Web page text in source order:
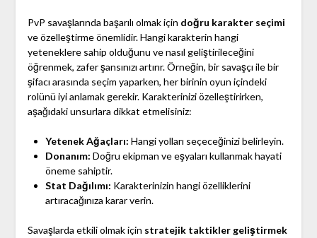
PvP savaşlarında başarılı olmak için doğru karakter seçimi
ve özelleştirme önemlidir. Hangi karakterin hangi
yeteneklere sahip olduğunu ve nasıl geliştirileceğini
öğrenmek, zafer şansınızı artırır. Örneğin, bir savaşçı ile bir
şifacı arasında seçim yaparken, her birinin oyun içindeki
rolünü iyi anlamak gerekir. Karakterinizi özelleştirirken,
aşağıdaki unsurlara dikkat etmelisiniz:
Yetenek Ağaçları: Hangi yolları seçeceğinizi belirleyin.
Donanım: Doğru ekipman ve eşyaları kullanmak hayati
öneme sahiptir.
Stat Dağılımı: Karakterinizin hangi özelliklerini
artıracağınıza karar verin.
Savaşlarda etkili olmak için stratejik taktikler geliştirmek